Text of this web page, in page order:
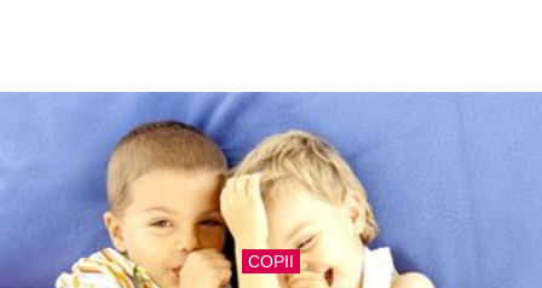
COPII